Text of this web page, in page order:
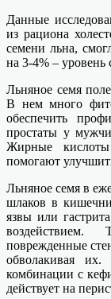
Данные
из рациона
семени льна,
на 3-4% – уровень
Льняное семя
В нем много
обеспечить
простаты у
Жирные кислоты
помогают
Льняное семя в
шлаков в
язвы или
поврежденные
обволакивая
комбинации с
действует на